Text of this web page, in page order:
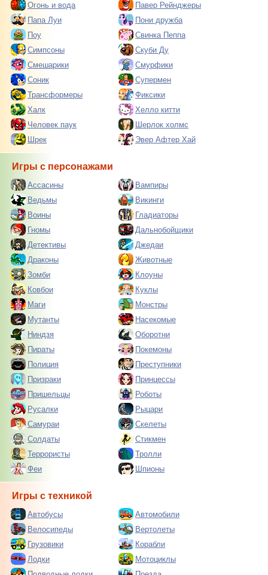
Огонь и вода
Павер Рейнджеры
Папа Луи
Пони дружба
Поу
Свинка Пеппа
Симпсоны
Скуби Ду
Смешарики
Смурфики
Соник
Супермен
Трансформеры
Фиксики
Халк
Хелло китти
Человек паук
Шерлок холмс
Шрек
Эвер Афтер Хай
Игры с персонажами
Ассасины
Вампиры
Ведьмы
Викинги
Воины
Гладиаторы
Гномы
Дальнобойщики
Детективы
Джедаи
Драконы
Животные
Зомби
Клоуны
Ковбои
Куклы
Маги
Монстры
Мутанты
Насекомые
Ниндзя
Оборотни
Пираты
Покемоны
Полиция
Преступники
Призраки
Принцессы
Пришельцы
Роботы
Русалки
Рыцари
Самураи
Скелеты
Солдаты
Стикмен
Террористы
Тролли
Феи
Шпионы
Игры с техникой
Автобусы
Автомобили
Велосипеды
Вертолеты
Грузовики
Корабли
Лодки
Мотоциклы